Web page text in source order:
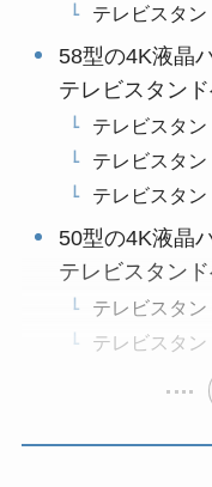
テレビスタ
58型の4K液晶
テレビスタン
テレビスタ
テレビスタ
テレビスタ
50型の4K液晶
テレビスタン
テレビスタ
テレビスタ